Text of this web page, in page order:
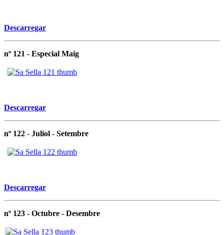
Descarregar
nº 121 - Especial Maig
Descarregar
nº 122 - Juliol - Setembre
Descarregar
nº 123 - Octubre - Desembre